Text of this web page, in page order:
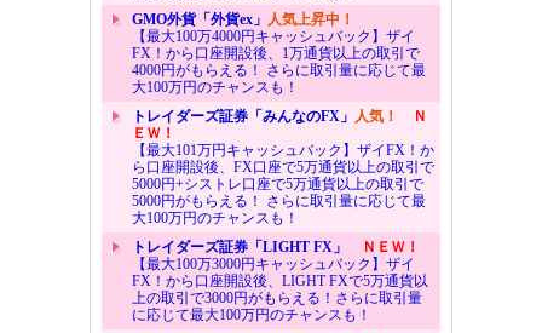
GMO外貨「外貨ex」 人気上昇中！
【最大100万4000円キャッシュバック】ザイ
FX！から口座開設後、1万通貨以上の取引で
4000円がもらえる！ さらに取引量に応じて最
大100万円のチャンスも！
トレイダーズ証券「みんなのFX」 人気！
Ｎ
ＥＷ！
【最大101万円キャッシュバック】ザイFX！か
ら口座開設後、FX口座で5万通貨以上の取引で
5000円+シストレ口座で5万通貨以上の取引で
5000円がもらえる！ さらに取引量に応じて最
大100万円のチャンスも！
トレイダーズ証券「LIGHT FX」
ＮＥＷ！
【最大100万3000円キャッシュバック】ザイ
FX！から口座開設後、LIGHT FXで5万通貨以
上の取引で3000円がもらえる！さらに取引量
に応じて最大100万円のチャンスも！